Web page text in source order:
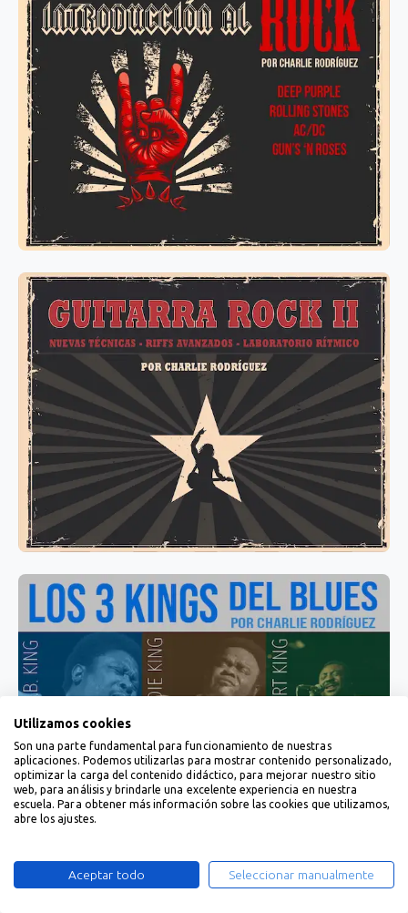
Utilizamos cookies
Son una parte fundamental para funcionamiento de nuestras
aplicaciones. Podemos utilizarlas para mostrar contenido personalizado,
optimizar la carga del contenido didáctico, para mejorar nuestro sitio
web, para análisis y brindarle una excelente experiencia en nuestra
escuela. Para obtener más información sobre las cookies que utilizamos,
abre los ajustes.
Aceptar todo Seleccionar manualmente